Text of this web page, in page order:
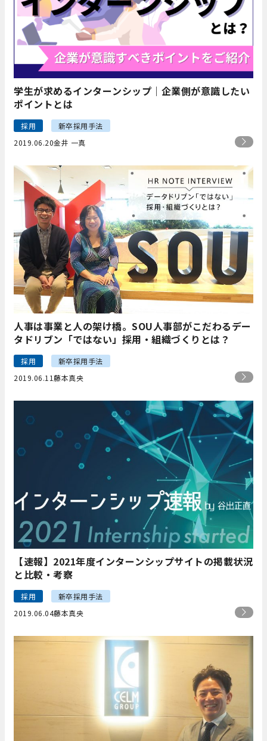
学生が求めるインターンシップ｜企業側が意識したい
ポイントとは
採用
新卒採用手法
2019.06.20金井 一真
人事は事業と人の架け橋。SOU人事部がこだわるデー
タドリブン「ではない」採用・組織づくりとは？
採用
新卒採用手法
2019.06.11藤本真央
【速報】2021年度インターンシップサイトの掲載状況
と比較・考察
採用
新卒採用手法
2019.06.04藤本真央